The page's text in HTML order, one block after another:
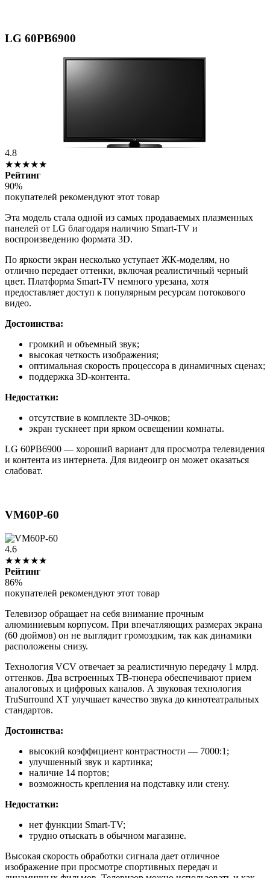
LG 60PB6900
4.8
★★★★★
Рейтинг
90%
покупателей рекомендуют этот товар
Эта модель стала одной из самых продаваемых плазменных
панелей от LG благодаря наличию Smart-TV и
воспроизведению формата 3D.
По яркости экран несколько уступает ЖК-моделям, но
отлично передает оттенки, включая реалистичный черный
цвет. Платформа Smart-TV немного урезана, хотя
предоставляет доступ к популярным ресурсам потокового
видео.
Достоинства:
громкий и объемный звук;
высокая четкость изображения;
оптимальная скорость процессора в динамичных сценах;
поддержка 3D-контента.
Недостатки:
отсутствие в комплекте 3D-очков;
экран тускнеет при ярком освещении комнаты.
LG 60PB6900 — хороший вариант для просмотра телевидения
и контента из интернета. Для видеоигр он может оказаться
слабоват.
VM60P-60
4.6
★★★★★
Рейтинг
86%
покупателей рекомендуют этот товар
Телевизор обращает на себя внимание прочным
алюминиевым корпусом. При впечатляющих размерах экрана
(60 дюймов) он не выглядит громоздким, так как динамики
расположены снизу.
Технология VCV отвечает за реалистичную передачу 1 млрд.
оттенков. Два встроенных ТВ-тюнера обеспечивают прием
аналоговых и цифровых каналов. А звуковая технология
TruSurround XT улучшает качество звука до кинотеатральных
стандартов.
Достоинства:
высокий коэффициент контрастности — 7000:1;
улучшенный звук и картинка;
наличие 14 портов;
возможность крепления на подставку или стену.
Недостатки:
нет функции Smart-TV;
трудно отыскать в обычном магазине.
Высокая скорость обработки сигнала дает отличное
изображение при просмотре спортивных передач и